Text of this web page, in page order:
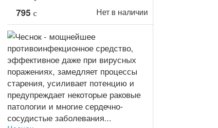
795 c Нет в наличии